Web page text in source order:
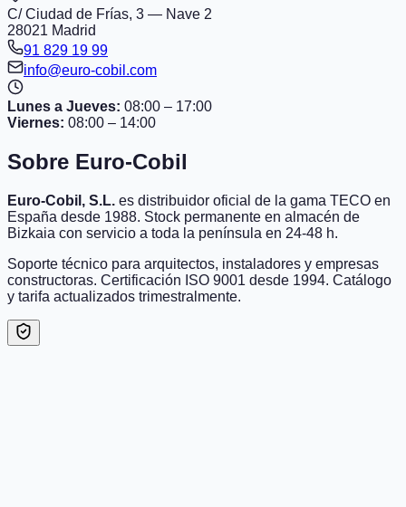
C/ Ciudad de Frías, 3 — Nave 2
28021 Madrid
91 829 19 99
info@euro-cobil.com
Lunes a Jueves: 08:00 – 17:00
Viernes: 08:00 – 14:00
Sobre Euro-Cobil
Euro-Cobil, S.L. es distribuidor oficial de la gama TECO en
España desde 1988. Stock permanente en almacén de
Bizkaia con servicio a toda la península en 24-48 h.
Soporte técnico para arquitectos, instaladores y empresas
constructoras. Certificación ISO 9001 desde 1994. Catálogo
y tarifa actualizados trimestralmente.